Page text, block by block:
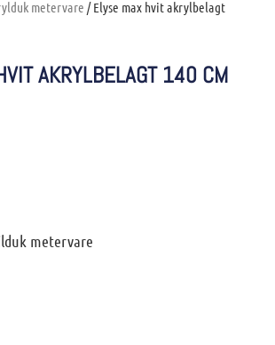
metervare / Elyse max hvit akrylbelagt
AKRYLBELAGT 140 CM
metervare